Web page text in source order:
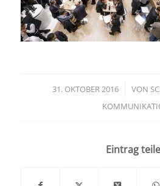
31. OKTOBER 2016
/ VON
Eintrag